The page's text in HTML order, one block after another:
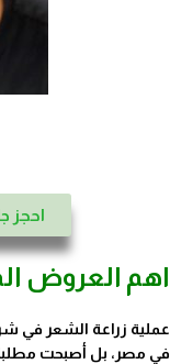
احجز
اهم العروض
عملية زراعة الشعر في
في مصر، بل أصبحت مطلبا